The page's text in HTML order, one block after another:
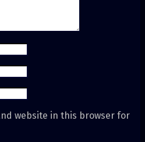
website in this browser for